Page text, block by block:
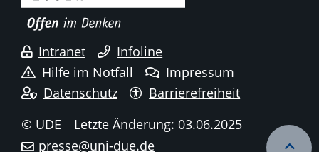
Intranet
Infoline
Hilfe im Notfall
Impressum
Datenschutz
Barrierefreiheit
© UDE
Letzte Änderung: 03.06.2025
presse@uni-due.de